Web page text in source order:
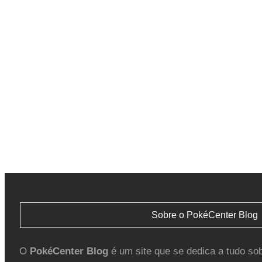
Sobre o PokéCenter Blog
O PokéCenter Blogé um site que se dedica a tudo